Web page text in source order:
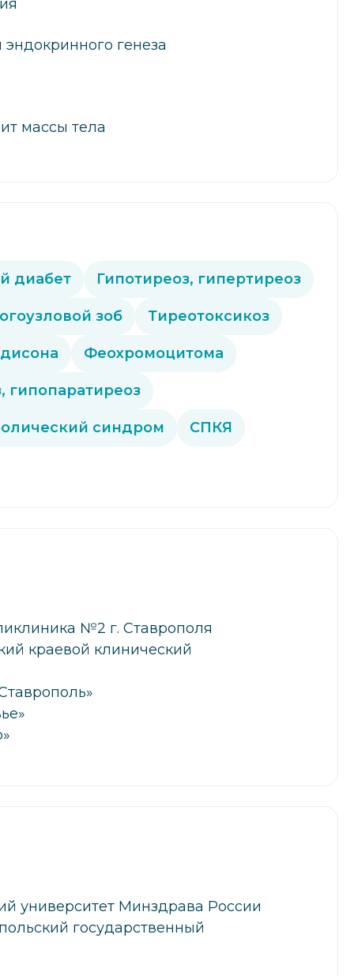
генеза
массы тела
диабет Гипотиреоз, гипертиреоз
зоб Тиреотоксикоз
Феохромоцитома
гипопаратиреоз
синдром СПКЯ
№2 г. Ставрополя
краевой клинический
университет Минздрава России
государственный